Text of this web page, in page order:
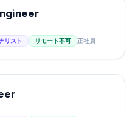
リスト リモート不可 正社員